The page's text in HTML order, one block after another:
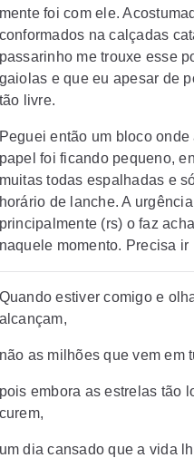
mente foi com ele.
conformados na calçadas
passarinho me trouxe esse
gaiolas e que eu apesar de
tão livre.
Peguei então um bloco
papel foi ficando pequeno,
muitas todas espalhadas e
horário de lanche. A
principalmente (rs) o faz
naquele momento. Precisa
Quando estiver comigo e
alcançam,
não as milhões que vem em
pois embora as estrelas tão
curem,
um dia cansado que a vida